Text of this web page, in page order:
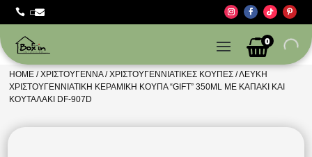
 
0
HOME /ΧΡΙΣΤΟΎΓΕΝΝΑ/ΧΡΙΣΤΟΥΓΕΝΝΙΆΤΙΚΕΣ ΚΟΎΠΕΣ / ΛΕΥΚΉ
ΧΡΙΣΤΟΥΓΕΝΝΙΆΤΙΚΗ ΚΕΡΑΜΙΚΉ ΚΟΎΠΑ “GIFT” 350ML ΜΕ ΚΑΠΆΚΙ ΚΑΙ
ΚΟΥΤΑΛΆΚΙ DF-907D